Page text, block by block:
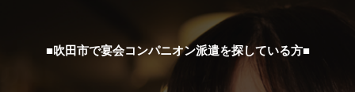
■吹田市で宴会コンパニオン派遣を探している方■